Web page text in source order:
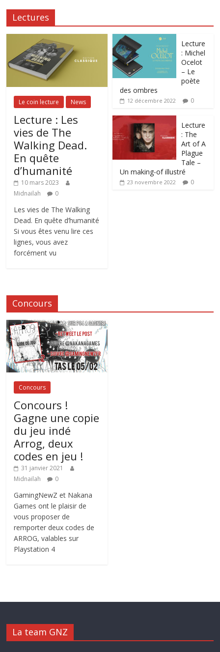
Lectures
Le coin lecture News
Lecture : Les
vies de The
Walking Dead.
En quête
d’humanité
10 mars 2023
Midnailah
0
Les vies de The Walking
Dead. En quête d’humanité
Si vous êtes venu lire ces
lignes, vous avez
forcément vu
Lecture
: Michel
Ocelot
– Le
poète
des ombres
12 décembre 2022 0
Lecture
: The
Art of A
Plague
Tale –
Un making-of illustré
23 novembre 2022 0
Concours
Concours
Concours !
Gagne une copie
du jeu indé
Arrog, deux
codes en jeu !
31 janvier 2021
Midnailah
0
GamingNewZ et Nakana
Games ont le plaisir de
vous proposer de
remporter deux codes de
ARROG, valables sur
Playstation 4
La team GNZ